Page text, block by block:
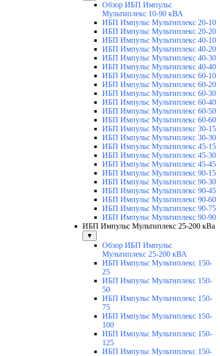
Обзор ИБП Импульс
Мультиплекс 10-90 кВА
ИБП Импульс Мультиплекс 20-10
ИБП Импульс Мультиплекс 20-20
ИБП Импульс Мультиплекс 40-10
ИБП Импульс Мультиплекс 40-20
ИБП Импульс Мультиплекс 40-30
ИБП Импульс Мультиплекс 40-40
ИБП Импульс Мультиплекс 60-10
ИБП Импульс Мультиплекс 60-20
ИБП Импульс Мультиплекс 60-30
ИБП Импульс Мультиплекс 60-40
ИБП Импульс Мультиплекс 60-50
ИБП Импульс Мультиплекс 60-60
ИБП Импульс Мультиплекс 30-15
ИБП Импульс Мультиплекс 30-30
ИБП Импульс Мультиплекс 45-15
ИБП Импульс Мультиплекс 45-30
ИБП Импульс Мультиплекс 45-45
ИБП Импульс Мультиплекс 90-15
ИБП Импульс Мультиплекс 90-30
ИБП Импульс Мультиплекс 90-45
ИБП Импульс Мультиплекс 90-60
ИБП Импульс Мультиплекс 90-75
ИБП Импульс Мультиплекс 90-90
ИБП Импульс Мультиплекс 25-200 кВа
▼
Обзор ИБП Импульс
Мультиплекс 25-200 кВА
ИБП Импульс Мультиплекс 150-
25
ИБП Импульс Мультиплекс 150-
50
ИБП Импульс Мультиплекс 150-
75
ИБП Импульс Мультиплекс 150-
100
ИБП Импульс Мультиплекс 150-
125
ИБП Импульс Мультиплекс 150-